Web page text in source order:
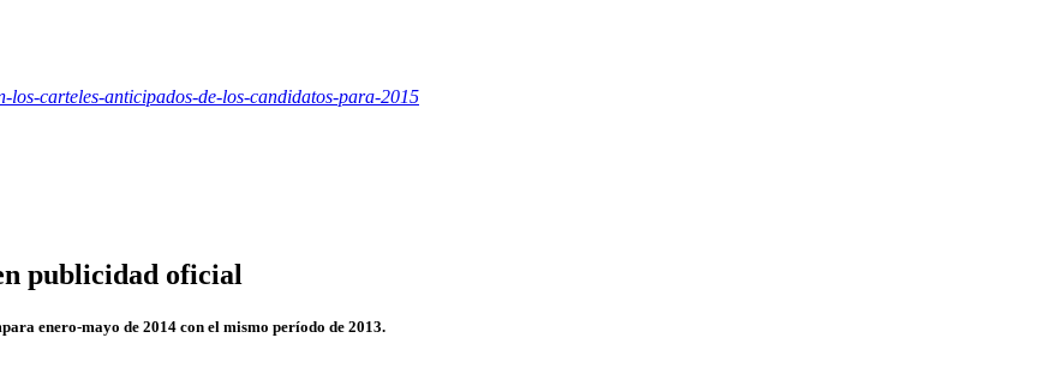
carteles-anticipados-de-los-candidatos-para-2015
publicidad oficial
enero-mayo de 2014 con el mismo período de 2013.